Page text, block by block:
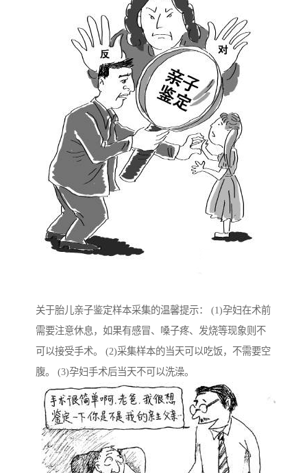
关于胎儿亲子鉴定样本采集的温馨提示： (1)孕妇在术前
需要注意休息，如果有感冒、嗓子疼、发烧等现象则不
可以接受手术。 (2)采集样本的当天可以吃饭，不需要空
腹。 (3)孕妇手术后当天不可以洗澡。